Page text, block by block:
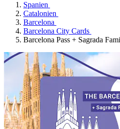
Spanien
Catalonien
Barcelona
Barcelona City Cards
Barcelona Pass + Sagrada